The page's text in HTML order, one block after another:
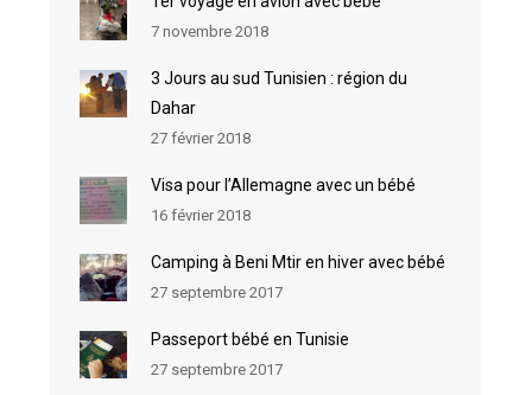
7 novembre 2018
3 Jours au sud Tunisien : région du
Dahar
27 février 2018
Visa pour l’Allemagne avec un bébé
16 février 2018
Camping à Beni Mtir en hiver avec bébé
27 septembre 2017
Passeport bébé en Tunisie
27 septembre 2017